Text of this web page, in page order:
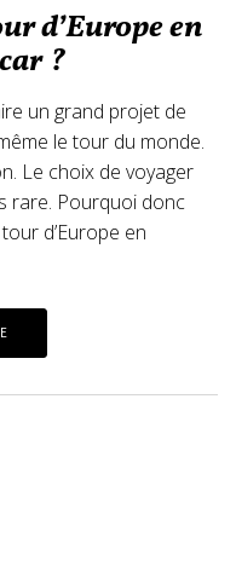
d’Europe en
?
un grand projet de
le tour du monde.
Le choix de voyager
rare. Pourquoi donc
d’Europe en